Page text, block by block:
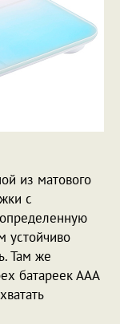
из матового
с
устойчиво
Там же
батареек ААА